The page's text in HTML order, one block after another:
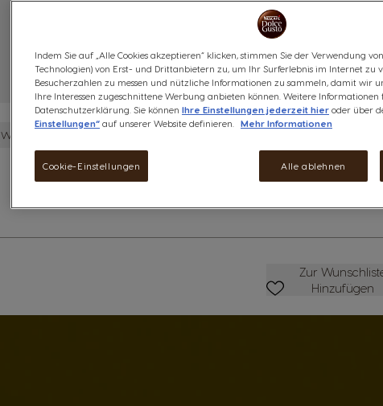
Weitere Details anzeigen
Kaffeegenuss auf
Geschmack
Bohnen aus dem
CHF 5.95
Rabatt wird in
Weniger
Menge
Zur
Zur
Hinzufügen
Indem Sie auf „Alle Cookies akzeptieren“ klicken, stimmen Sie der Verwendung
Technologien) von Erst- und Drittanbietern zu, um Ihr Surferlebnis im Internet zu
Besucherzahlen zu messen und nützliche Informationen zu sammeln, damit wir
Ihre Interessen zugeschnittene Werbung anbieten können. Weitere Informationen
Datenschutzerklärung. Sie können Ihre Einstellungen jederzeit hier oder über
Einstellungen“ auf unserer Website definieren. Mehr Informationen
Cookie-Einstellungen Alle ablehnen